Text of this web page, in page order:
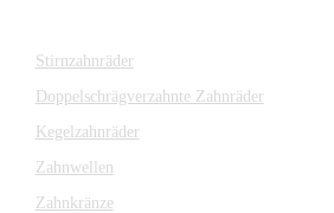
Stirnzahnräder
Doppelschrägverzahnte Zahnräder
Kegelzahnräder
Zahnwellen
Zahnkränze